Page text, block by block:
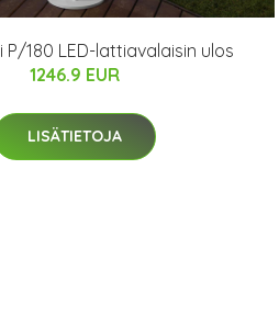
P/180 LED-lattiavalaisin ulos
1246.9 EUR
LISÄTIETOJA